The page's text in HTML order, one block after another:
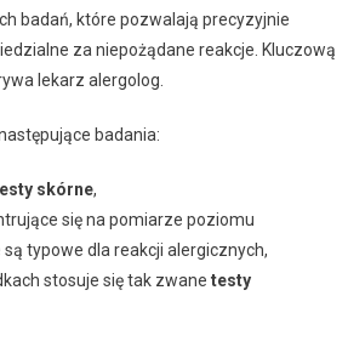
badań, które pozwalają precyzyjnie
za niepożądane reakcje. Kluczową
lekarz alergolog.
badania:
skórne,
się na pomiarze poziomu
są typowe dla reakcji alergicznych,
stosuje się tak zwane testy